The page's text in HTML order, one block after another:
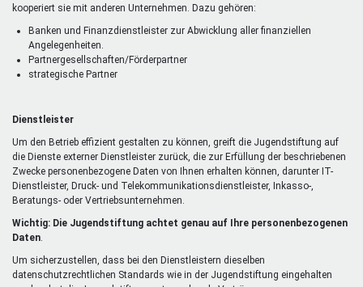
kooperiert sie mit anderen Unternehmen. Dazu gehören:
Banken und Finanzdienstleister zur Abwicklung aller finanziellen
Angelegenheiten.
Partnergesellschaften/Förderpartner
strategische Partner
Dienstleister
Um den Betrieb effizient gestalten zu können, greift die Jugendstiftung auf
die Dienste externer Dienstleister zurück, die zur Erfüllung der beschriebenen
Zwecke personenbezogene Daten von Ihnen erhalten können, darunter IT-
Dienstleister, Druck- und Telekommunikationsdienstleister, Inkasso-,
Beratungs- oder Vertriebsunternehmen.
Wichtig: Die Jugendstiftung achtet genau auf Ihre personenbezogenen
Daten
Um sicherzustellen, dass bei den Dienstleistern dieselben
datenschutzrechtlichen Standards wie in der Jugendstiftung eingehalten